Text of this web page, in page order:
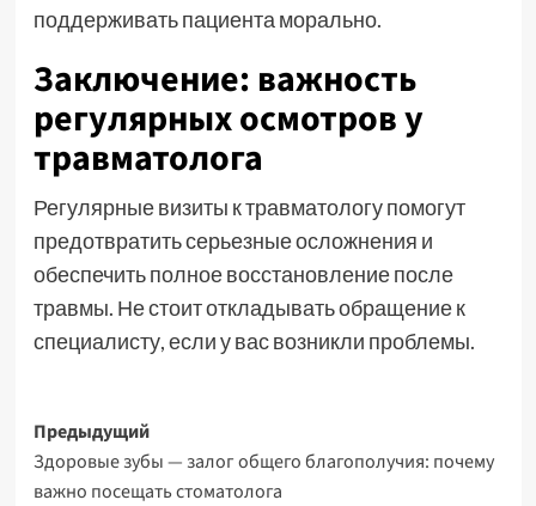
поддерживать пациента морально.
Заключение: важность
регулярных осмотров у
травматолога
Регулярные визиты к травматологу помогут
предотвратить серьезные осложнения и
обеспечить полное восстановление после
травмы. Не стоит откладывать обращение к
специалисту, если у вас возникли проблемы.
Навигация
записи
Предыдущий
Здоровые зубы — залог общего благополучия: почему
важно посещать стоматолога